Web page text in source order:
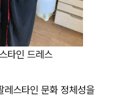
타인 드레스
레스타인 문화 정체성을